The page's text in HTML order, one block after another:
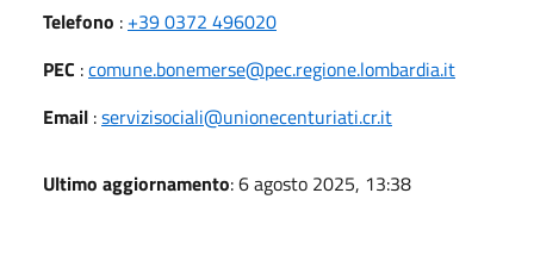
Telefono : +39 0372 496020
PEC :comune.bonemerse@pec.regione.lombardia.it
Email :servizisociali@unionecenturiati.cr.it
Ultimo aggiornamento: 6 agosto 2025, 13:38